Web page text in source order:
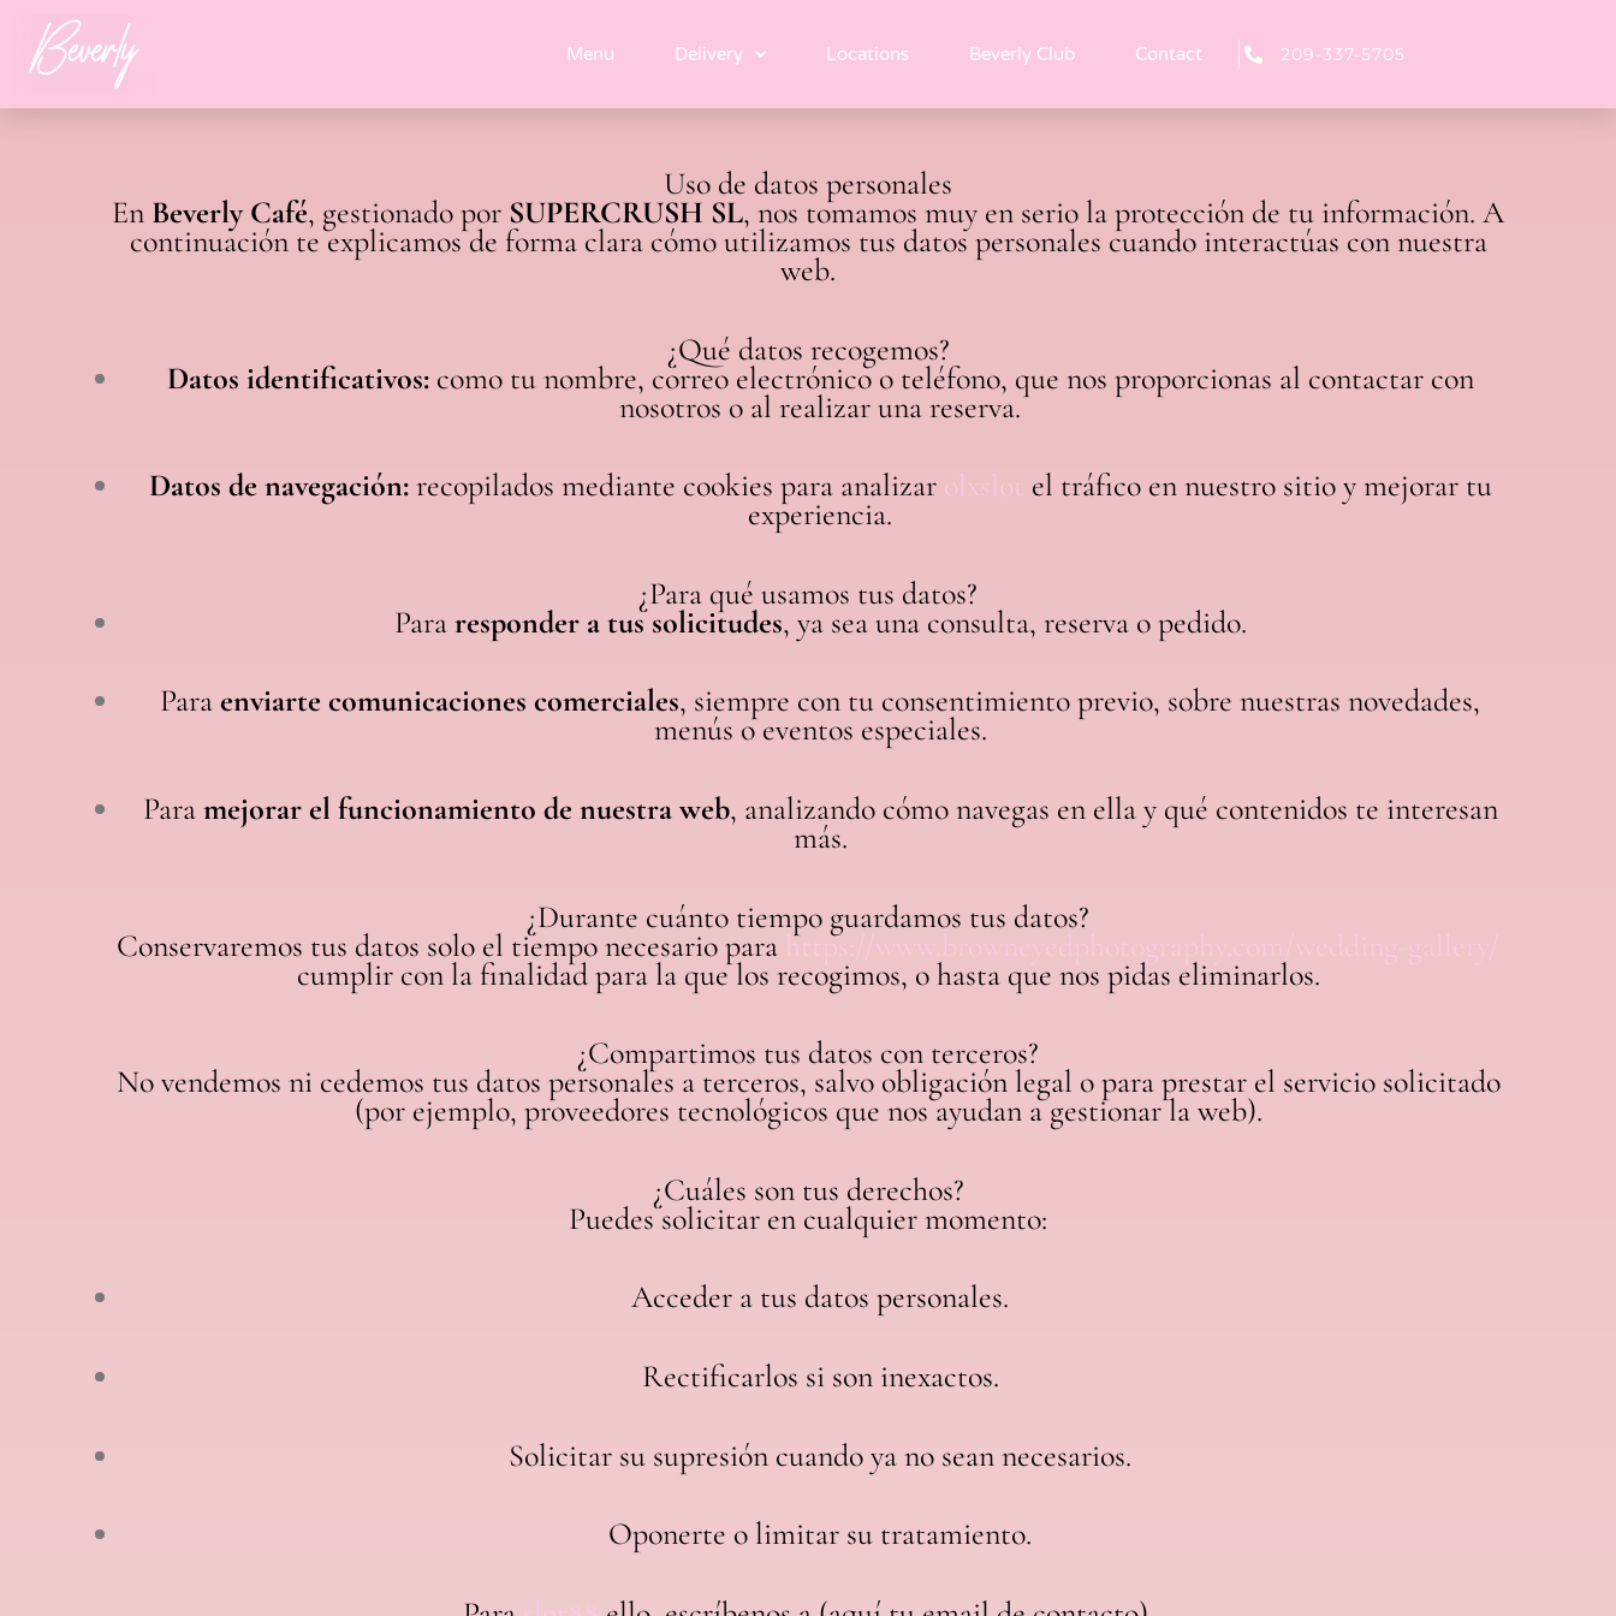
content
Menu Delivery Locations Beverly Club Contact 209-337-5705
Uso de datos personales
En Beverly Café, gestionado por SUPERCRUSH SL, nos tomamos muy en serio la protección de tu información. A
continuación te explicamos de forma clara cómo utilizamos tus datos personales cuando interactúas con nuestra
web.
¿Qué datos recogemos?
Datos identificativos:como tu nombre, correo electrónico o teléfono, que nos proporcionas al contactar con
nosotros o al realizar una reserva.
Datos de navegación:recopilados mediante cookies para analizar olxslot el tráfico en nuestro sitio y mejorar tu
experiencia.
¿Para qué usamos tus datos?
Pararesponder a tus solicitudes, ya sea una consulta, reserva o pedido.
Paraenviarte comunicaciones comerciales, siempre con tu consentimiento previo, sobre nuestras novedades,
menús o eventos especiales.
Paramejorar el funcionamiento de nuestra web, analizando cómo navegas en ella y qué contenidos te interesan
más.
¿Durante cuánto tiempo guardamos tus datos?
Conservaremos tus datos solo el tiempo necesario para https://www.browneyedphotography.com/wedding-gallery/
cumplir con la finalidad para la que los recogimos, o hasta que nos pidas eliminarlos.
¿Compartimos tus datos con terceros?
No vendemos ni cedemos tus datos personales a terceros, salvo obligación legal o para prestar el servicio solicitado
(por ejemplo, proveedores tecnológicos que nos ayudan a gestionar la web).
¿Cuáles son tus derechos?
Puedes solicitar en cualquier momento:
Acceder a tus datos personales.
Rectificarlos si son inexactos.
Solicitar su supresión cuando ya no sean necesarios.
Oponerte o limitar su tratamiento.